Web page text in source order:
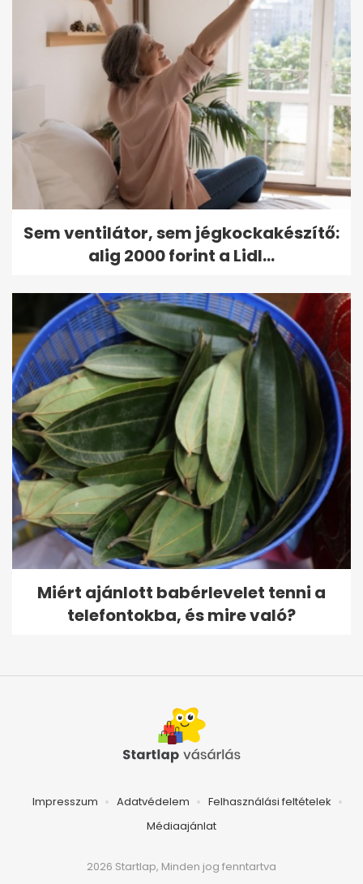
Sem ventilátor, sem jégkockakészítő:
alig 2000 forint a Lidl...
Miért ajánlott babérlevelet tenni a
telefontokba, és mire való?
Impresszum Adatvédelem
Felhasználási feltételek
Médiaajánlat
2026 Startlap, Minden jog fenntartva